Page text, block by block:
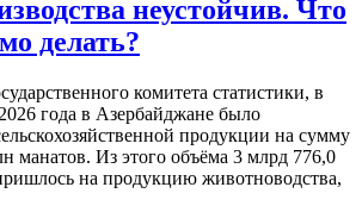
неустойчив. Что
делать?
комитета статистики, в
года в Азербайджане было
продукции на сумму
манатов. Из этого объёма 3 млрд 776,0
на продукцию животноводства,